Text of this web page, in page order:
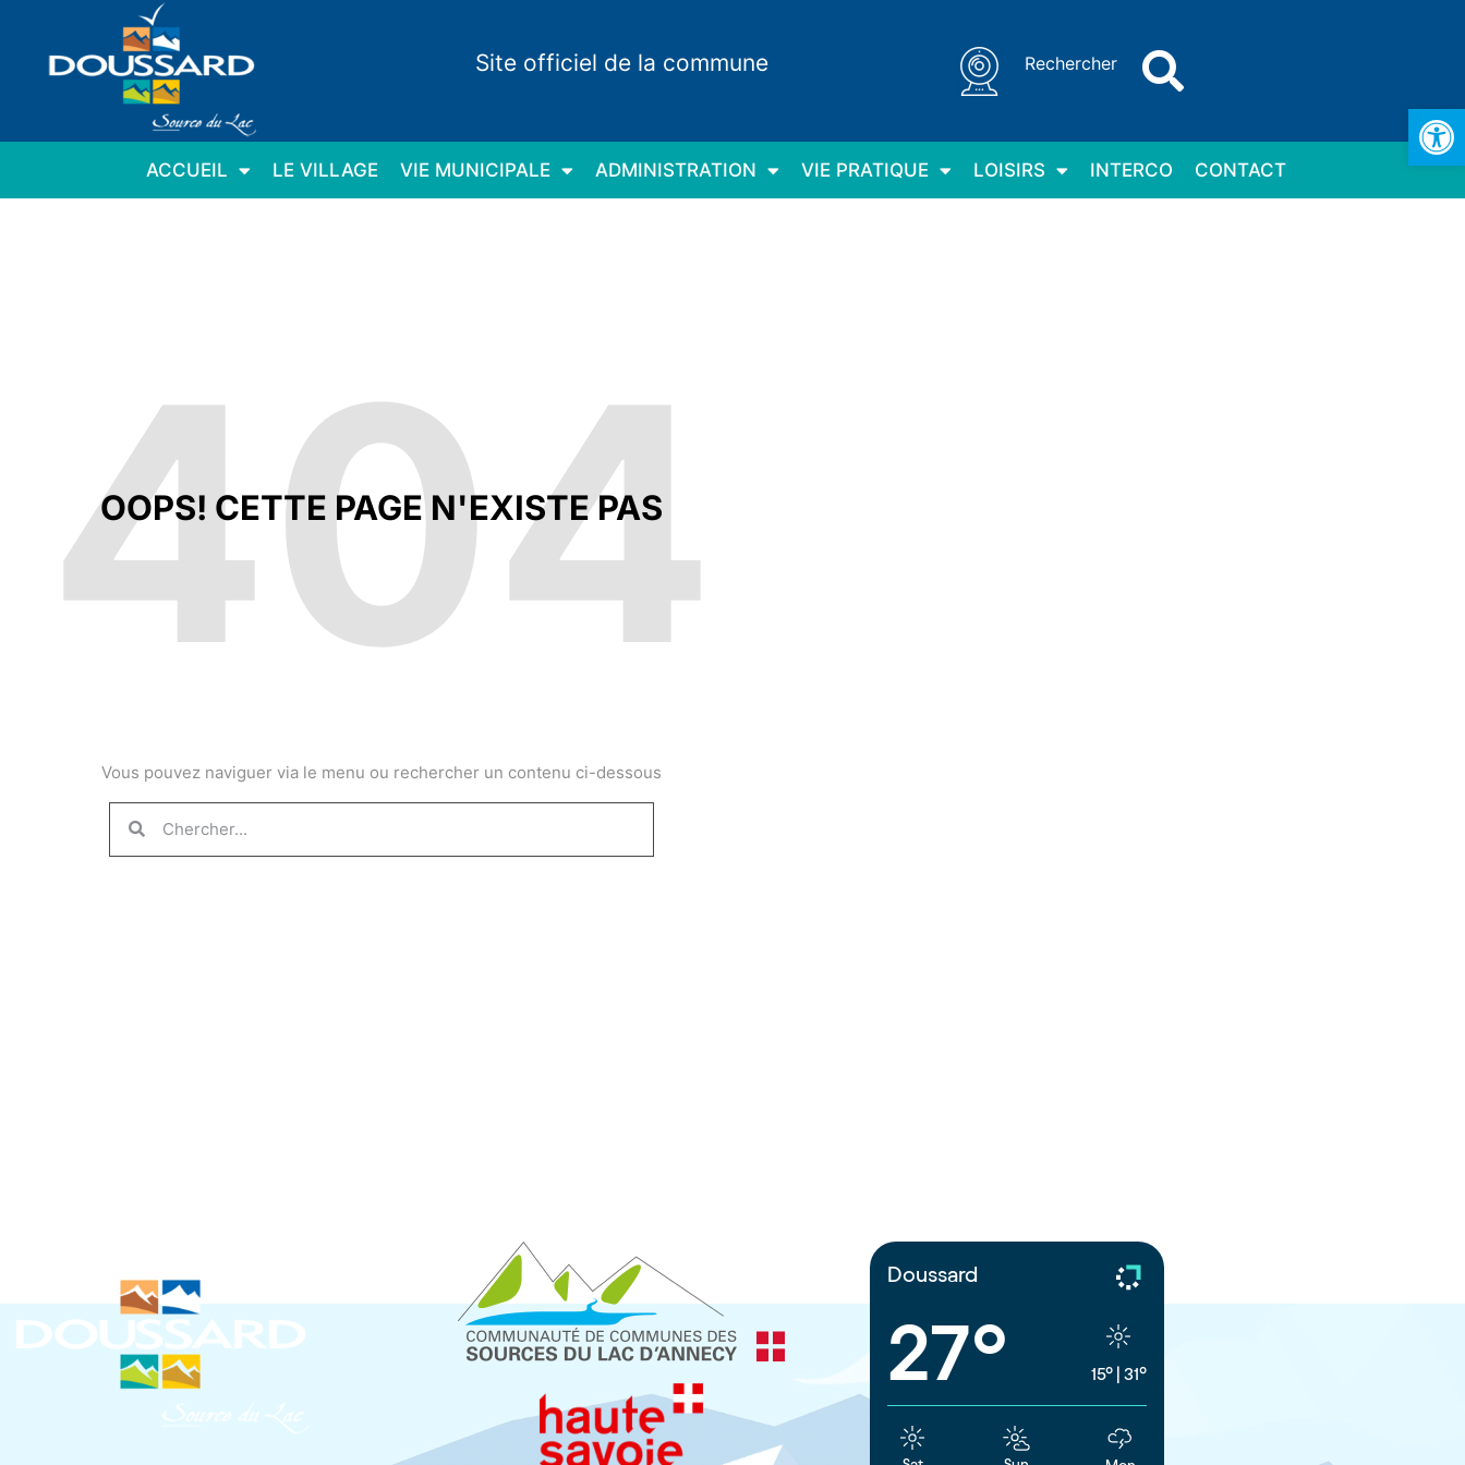
Site officiel de la commune Rechercher
ACCUEIL LE VILLAGE VIE MUNICIPALE ADMINISTRATION VIE PRATIQUE LOISIRS INTERCO CONTACT
404
OOPS! CETTE PAGE N'EXISTE PAS
Vous pouvez naviguer via le menu ou rechercher un contenu ci-dessous
Doussard
27° 15°| 31°
Panneau de gestion des cookies